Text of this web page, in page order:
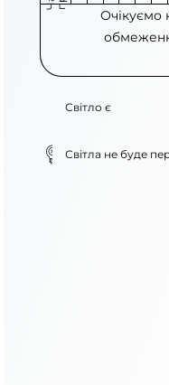
Очікуємо
Світло є
Світла не буде